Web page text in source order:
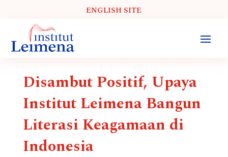
ENGLISH SITE
Disambut Positif, Upaya
Institut Leimena Bangun
Literasi Keagamaan di
Indonesia